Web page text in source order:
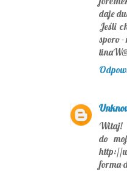
daje
Jeśli
sporo -
Witaj!
do
http://
forma-